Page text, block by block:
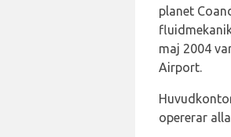
planet
maj 2004
Airport.
opererar